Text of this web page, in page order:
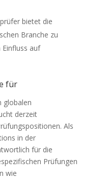
bietet die
Branche zu
auf
für
globalen
derzeit
Als
in der
für die
Prüfungen
wie